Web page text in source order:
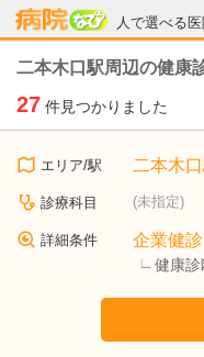
人で選べる
病院なび
二本木口駅周辺の健康
27 件見つかりました
エリア/駅 二本木
診療科目 (未指定)
詳細条件 企業健診
健康診